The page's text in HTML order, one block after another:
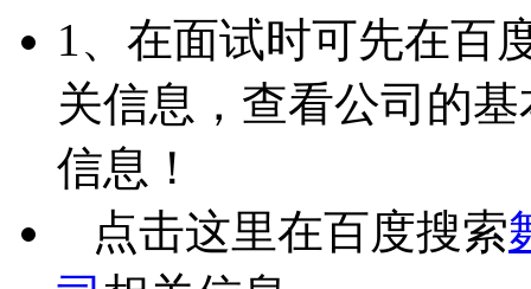
1、在面试时可先在百
关信息，查看公司的
信息！
点击这里在百度搜索